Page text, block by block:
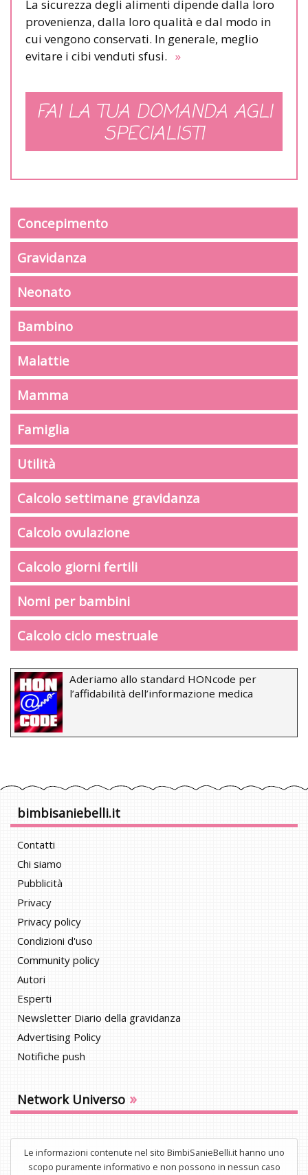
La sicurezza degli alimenti dipende dalla loro
provenienza, dalla loro qualità e dal modo in
cui vengono conservati. In generale, meglio
evitare i cibi venduti sfusi. »
FAI LA TUA DOMANDA AGLI
SPECIALISTI
Concepimento
Gravidanza
Neonato
Bambino
Malattie
Mamma
Famiglia
Utilità
Calcolo settimane gravidanza
Calcolo ovulazione
Calcolo giorni fertili
Nomi per bambini
Calcolo ciclo mestruale
Aderiamo allo standard HONcode per
l’affidabilità dell’informazione medica
bimbisaniebelli.it
Contatti
Chi siamo
Pubblicità
Privacy
Privacy policy
Condizioni d'uso
Community policy
Autori
Esperti
Newsletter Diario della gravidanza
Advertising Policy
Notifiche push
Network Universo »
Le informazioni contenute nel sito BimbiSanieBelli.it hanno uno
scopo puramente informativo e non possono in nessun caso